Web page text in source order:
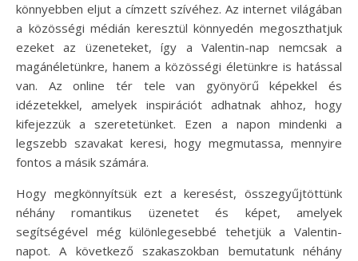
könnyebben eljut a címzett szívéhez. Az internet világában
a közösségi médián keresztül könnyedén megoszthatjuk
ezeket az üzeneteket, így a Valentin-nap nemcsak a
magánéletünkre, hanem a közösségi életünkre is hatással
van. Az online tér tele van gyönyörű képekkel és
idézetekkel, amelyek inspirációt adhatnak ahhoz, hogy
kifejezzük a szeretetünket. Ezen a napon mindenki a
legszebb szavakat keresi, hogy megmutassa, mennyire
fontos a másik számára.
Hogy megkönnyítsük ezt a keresést, összegyűjtöttünk
néhány romantikus üzenetet és képet, amelyek
segítségével még különlegesebbé tehetjük a Valentin-
napot. A következő szakaszokban bemutatunk néhány